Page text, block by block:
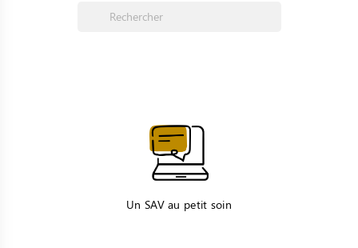
Un SAV au petit soin